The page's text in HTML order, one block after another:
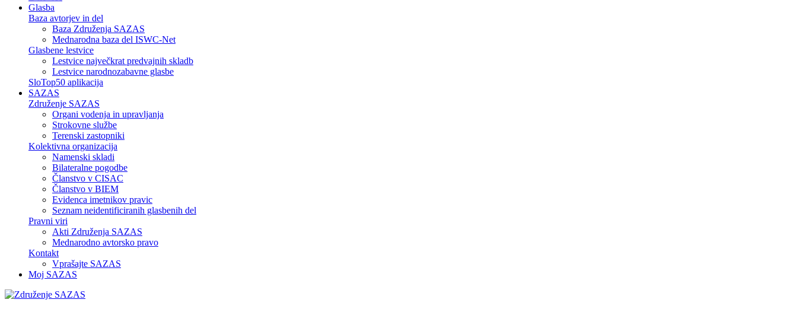
Glasba
Baza avtorjev in del
Baza Združenja SAZAS
Mednarodna baza del ISWC-Net
Glasbene lestvice
Lestvice največkrat predvajnih skladb
Lestvice narodnozabavne glasbe
SloTop50 aplikacija
SAZAS
Združenje SAZAS
Organi vodenja in upravljanja
Strokovne službe
Terenski zastopniki
Kolektivna organizacija
Namenski skladi
Bilateralne pogodbe
Članstvo v CISAC
Članstvo v BIEM
Evidenca imetnikov pravic
Seznam neidentificiranih glasbenih del
Pravni viri
Akti Združenja SAZAS
Mednarodno avtorsko pravo
Kontakt
Vprašajte SAZAS
Moj SAZAS